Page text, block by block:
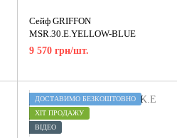
Сейф GRIFFON
MSR.30.E.YELLOW-BLUE
9 570 грн/шт.
ДОСТАВИМО БЕЗКОШТОВНО
ХІТ ПРОДАЖУ
ВІДЕО